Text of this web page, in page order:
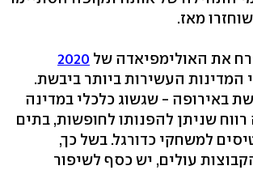
מאז.
את האולימפיאדה של 2020
המדינות העשירות ביותר ביבשת.
באירופה - שגשוג כלכלי במדינה
שניתן להפנותו לחופשות, בתים
למשחקי כדורגל. בשל כך,
עולים, יש כסף לשיפור